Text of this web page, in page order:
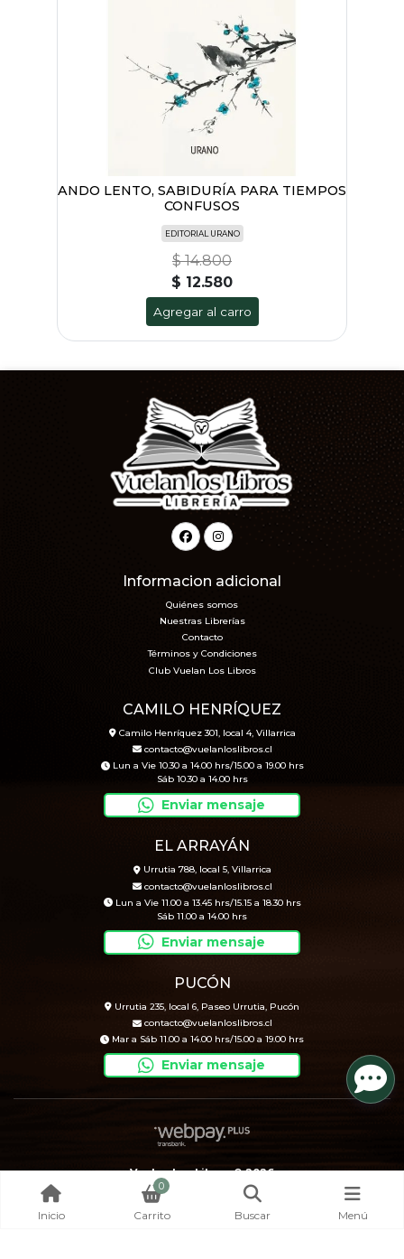
ANDO LENTO, SABIDURÍA PARA TIEMPOS
CONFUSOS
EDITORIAL URANO
$ 14.800
$ 12.580
Agregar al carro
Informacion adicional
Quiénes somos
Nuestras Librerías
Contacto
Términos y Condiciones
Club Vuelan Los Libros
CAMILO HENRÍQUEZ
Camilo Henríquez 301, local 4, Villarrica
contacto@vuelanloslibros.cl
Lun a Vie 10.30 a 14.00 hrs/15.00 a 19.00 hrs
Sáb 10.30 a 14.00 hrs
Enviar mensaje
EL ARRAYÁN
Urrutia 788, local 5, Villarrica
contacto@vuelanloslibros.cl
Lun a Vie 11.00 a 13.45 hrs/15.15 a 18.30 hrs
Sáb 11.00 a 14.00 hrs
Enviar mensaje
PUCÓN
Urrutia 235, local 6, Paseo Urrutia, Pucón
contacto@vuelanloslibros.cl
Mar a Sáb 11.00 a 14.00 hrs/15.00 a 19.00 hrs
Enviar mensaje
Vuelan Los Libros © 2026
Creado por
Bsale
Inicio
0
Carrito Buscar Menú